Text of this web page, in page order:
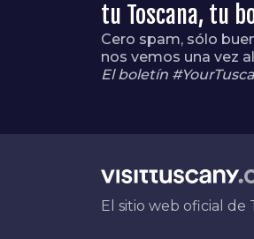
tu Toscana, tu
Cero spam, sólo
nos vemos una vez
El boletín
El sitio web oficial de